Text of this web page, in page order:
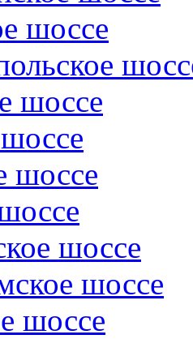
шоссе
шоссе
шоссе
шоссе
шоссе
шоссе